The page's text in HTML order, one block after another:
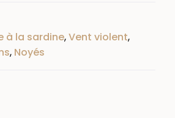
à la sardine,Vent violent,
, Noyés